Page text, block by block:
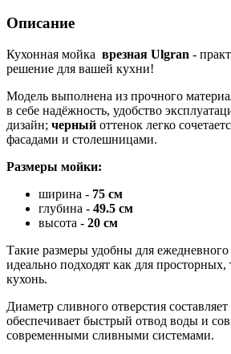
Описание
Кухонная мойка врезная Ulgran -
решение для вашей кухни!
Модель выполнена из прочного
в себе надёжность, удобство
дизайн; черный оттенок легко
фасадами и столешницами.
Размеры мойки:
ширина - 75 см
глубина - 49.5 см
высота - 20 см
Такие размеры удобны для ежедневного
идеально подходят как для
кухонь.
Диаметр сливного отверстия составляет
обеспечивает быстрый отвод воды и
современными сливными системами.